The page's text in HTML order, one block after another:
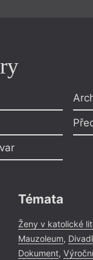
Témata
Ženy v katolické
Mauzoleum,
Dokument,